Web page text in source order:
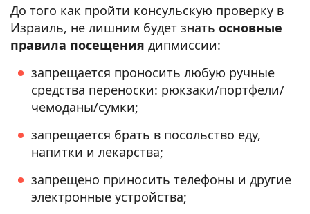
До того как пройти консульскую проверку в
Израиль, не лишним будет знать основные
правила посещения дипмиссии:
запрещается проносить любую ручные
средства переноски: рюкзаки/портфели/
чемоданы/сумки;
запрещается брать в посольство еду,
напитки и лекарства;
запрещено приносить телефоны и другие
электронные устройства;